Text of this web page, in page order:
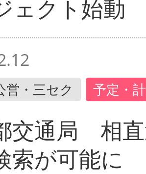
ェクト始動
営・三セク 予定・
交通局 相
索が可能に